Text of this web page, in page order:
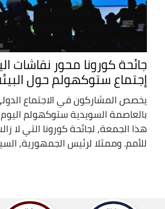
جائحة كورونا محور نقاشات
إجتماع ستوكهولم حول البيئة
يخصص المشاركون في الاجتماع
بالعاصمة السويدية ستوكهولم اليوم
هذا الجمعة, لجائحة كورونا التي لا
للأمم. وممثلا لرئيس الجمهورية, السيد